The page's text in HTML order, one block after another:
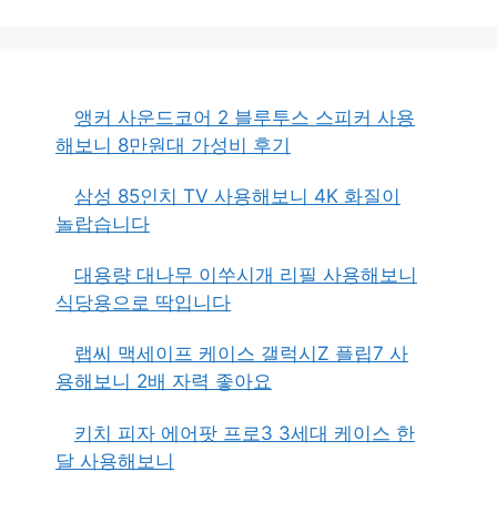
앵커 사운드코어 2 블루투스 스피커 사용
해보니 8만원대 가성비 후기
삼성 85인치 TV 사용해보니 4K 화질이
놀랍습니다
대용량 대나무 이쑤시개 리필 사용해보니
식당용으로 딱입니다
랩씨 맥세이프 케이스 갤럭시Z 플립7 사
용해보니 2배 자력 좋아요
키치 피자 에어팟 프로3 3세대 케이스 한
달 사용해보니